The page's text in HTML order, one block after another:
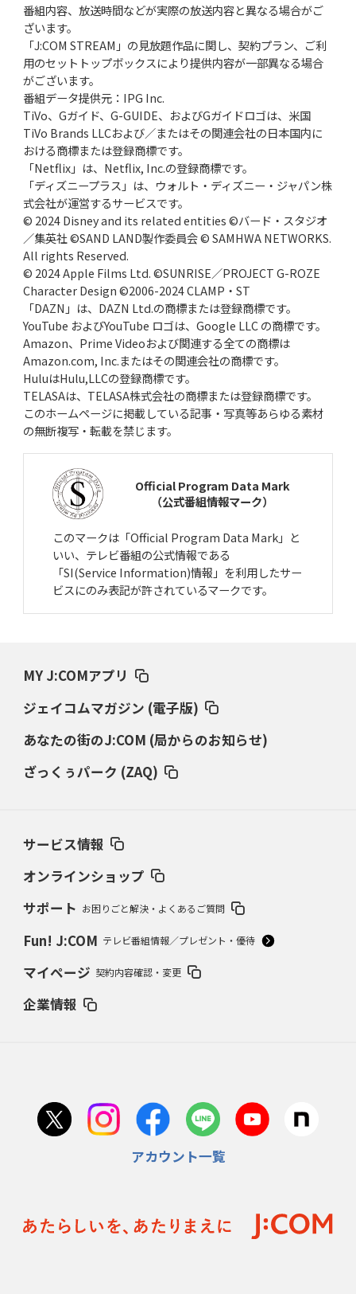
番組内容、放送時間などが実際の放送内容と異なる場合がご
ざいます。
「J:COM STREAM」の見放題作品に関し、契約プラン、ご利
用のセットトップボックスにより提供内容が一部異なる場合
がございます。
番組データ提供元：IPG Inc.
TiVo、Gガイド、G-GUIDE、およびGガイドロゴは、米国
TiVo Brands LLCおよび／またはその関連会社の日本国内に
おける商標または登録商標です。
「Netflix」は、Netflix, Inc.の登録商標です。
「ディズニープラス」は、ウォルト・ディズニー・ジャパン株
式会社が運営するサービスです。
© 2024 Disney and its related entities ©バード・スタジオ
／集英社 ©SAND LAND製作委員会 © SAMHWA NETWORKS.
All rights Reserved.
© 2024 Apple Films Ltd. ©SUNRISE／PROJECT G-ROZE
Character Design ©2006-2024 CLAMP・ST
「DAZN」は、DAZN Ltd.の商標または登録商標です。
YouTube およびYouTube ロゴは、Google LLC の商標です。
Amazon、Prime Videoおよび関連する全ての商標は
Amazon.com, Inc.またはその関連会社の商標です。
HuluはHulu,LLCの登録商標です。
TELASAは、TELASA株式会社の商標または登録商標です。
このホームページに掲載している記事・写真等あらゆる素材
の無断複写・転載を禁じます。
Official Program Data Mark
（公式番組情報マーク）
このマークは「Official Program Data Mark」と
いい、テレビ番組の公式情報である
「SI(Service Information)情報」を利用したサー
ビスにのみ表記が許されているマークです。
MY J:COMアプリ
ジェイコムマガジン (電子版)
あなたの街のJ:COM (局からのお知らせ)
ざっくぅパーク (ZAQ)
サービス情報
オンラインショップ
サポート お困りごと解決・よくあるご質問
Fun! J:COM テレビ番組情報／プレゼント・優待
マイページ 契約内容確認・変更
企業情報
アカウント一覧